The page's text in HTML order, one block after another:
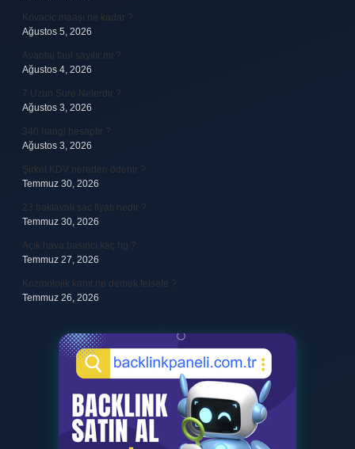
Kovacic maaşı ne kadar ?
Ağustos 5, 2026
Avantaj faul sayılır mı ?
Ağustos 4, 2026
7 Uzun Sure Nelerdir ?
Ağustos 3, 2026
340 hangi hesaptır ?
Ağustos 3, 2026
Şirket KDV nereden ödenir ?
Temmuz 30, 2026
23 baklavalı sac fiyatı nedir ?
Temmuz 30, 2026
Açık hava basıncı kaç hg ?
Temmuz 27, 2026
Kozmolojik kanıt ne demek felsefe ?
Temmuz 26, 2026